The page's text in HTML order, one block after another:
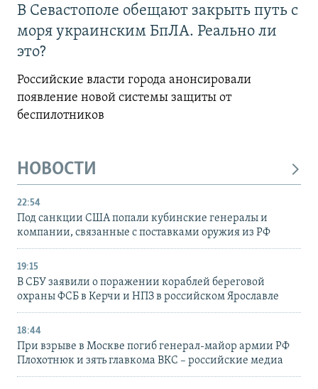
В Севастополе обещают закрыть путь с
моря украинским БпЛА. Реально ли
это?
Российские власти города анонсировали
появление новой системы защиты от
беспилотников
НОВОСТИ
22:54
Под санкции США попали кубинские генералы и
компании, связанные с поставками оружия из РФ
19:15
В СБУ заявили о поражении кораблей береговой
охраны ФСБ в Керчи и НПЗ в российском Ярославле
18:44
При взрыве в Москве погиб генерал-майор армии РФ
Плохотнюк и зять главкома ВКС – российские медиа